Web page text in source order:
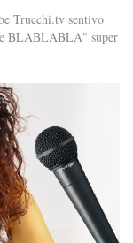
Trucchi.tv sentivo
BLABLABLA" super